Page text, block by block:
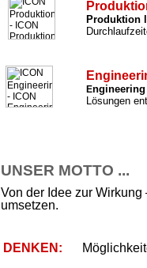
Produktion
E
Lösungen
UNSER MOTTO ...
Von der Idee zur
umsetzen.
DENKEN: